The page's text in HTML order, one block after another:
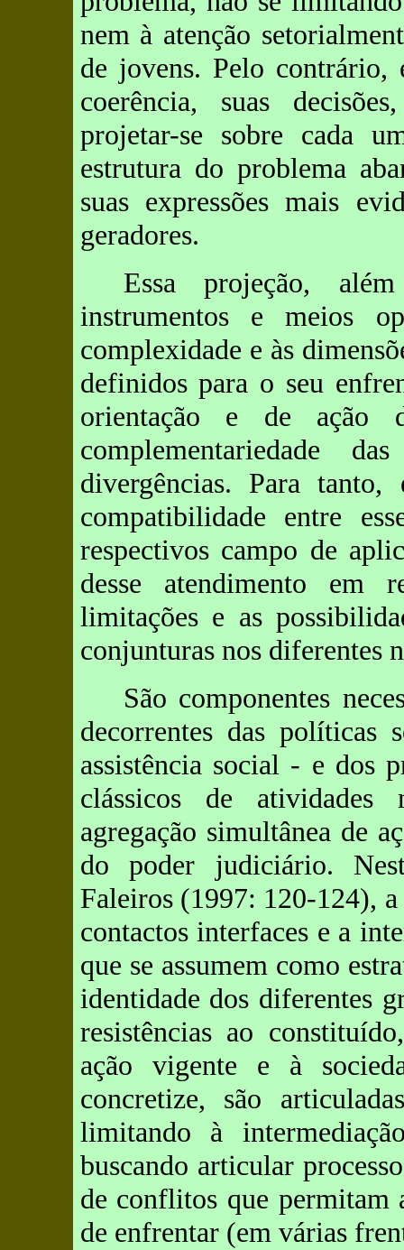
nem à atenção
de jovens. Pelo contrário,
coerência, suas
projetar-se sobre cada
estrutura do problema
suas expressões mais
geradores.
Essa projeção,
instrumentos e meios
complexidade e às
definidos para o seu
orientação e de ação
complementariedade
divergências. Para
compatibilidade entre
respectivos campo de
desse atendimento em
limitações e as
conjunturas nos diferentes
São componentes
decorrentes das políticas
assistência social - e dos
clássicos de
agregação simultânea de
do poder judiciário.
Faleiros (1997: 120-124), a
contactos interfaces e a
que se assumem como
identidade dos diferentes
resistências ao
ação vigente e à
concretize, são
limitando à
buscando articular
de conflitos que permitam
de enfrentar (em várias